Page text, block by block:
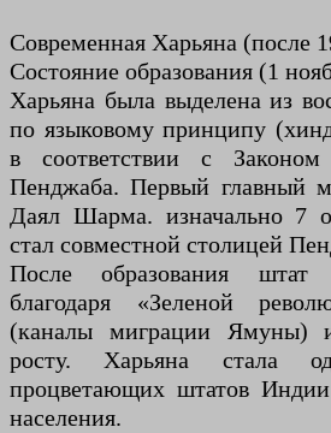
Современная Харьяна (после
Состояние образования (1
Харьяна была выделена из
по языковому принципу
в соответствии с Законом
Пенджаба. Первый главный
Даял Шарма. изначально 7
стал совместной столицей
После образования штат
благодаря «Зеленой
(каналы миграции Ямуны)
росту. Харьяна стала
процветающих штатов
населения.